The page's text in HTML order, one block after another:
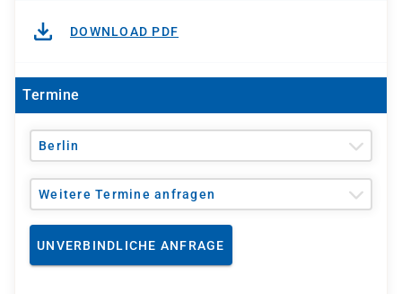
DOWNLOAD PDF
Termine
Berlin
Weitere Termine anfragen
UNVERBINDLICHE ANFRAGE